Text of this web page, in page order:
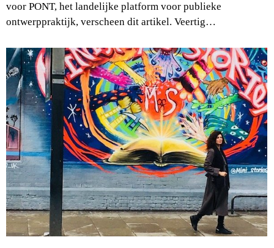
voor PONT, het landelijke platform voor publieke
ontwerppraktijk, verscheen dit artikel. Veertig…